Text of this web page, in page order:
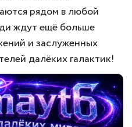
рядом в любой
ждут ещё больше
и заслуженных
далёких галактик!